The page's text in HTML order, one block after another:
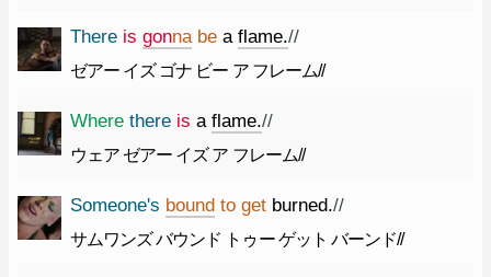
There is gonna be a flame.//
ゼアー イズ ゴナ ビー ア フレーム//
Where there is a flame.//
ウェア ゼアー イズ ア フレーム//
Someone's bound to get burned.//
サムワンズ バウンド トゥー ゲット バーンド//